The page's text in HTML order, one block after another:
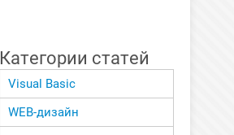
Категории статей
Visual Basic
WEB-дизайн